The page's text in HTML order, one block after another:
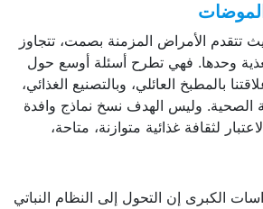
الموضات
تتقدم الأمراض المزمنة بصمت، تتجاوز
وحدها. فهي تطرح أسئلة أوسع حول
بالمطبخ العائلي، وبالتصنيع الغذائي،
الصحية. وليس الهدف نسخ نماذج وافدة
لثقافة غذائية متوازنة، متاحة،
الكبرى إن التحول إلى النظام النباتي